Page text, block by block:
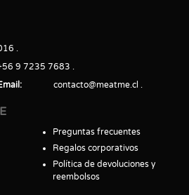
9 7235 7683
contacto@meatme.cl
Preguntas frecuentes
Regalos corporativos
Política de devoluciones y
reembolsos